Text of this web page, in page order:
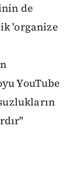
de
'organize
YouTube